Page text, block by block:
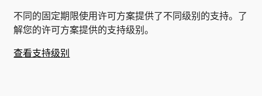
不同的固定期限使用许可方案提供了不同级别的支持。了
解您的许可方案提供的支持级别。
查看支持级别